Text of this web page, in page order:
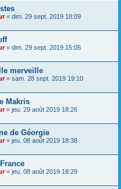
« dim. 29 sept. 2019 18:09
« dim. 29 sept. 2019 15:05
merveille
« sam. 28 sept. 2019 19:10
Makris
« jeu. 29 août 2019 18:26
de Géorgie
« jeu. 08 août 2019 18:38
« jeu. 08 août 2019 18:29